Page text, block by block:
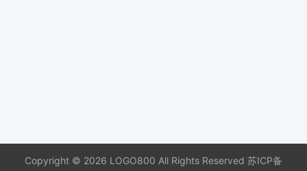
Copyright © 2026 LOGO800 All Rights Reserved 苏ICP备